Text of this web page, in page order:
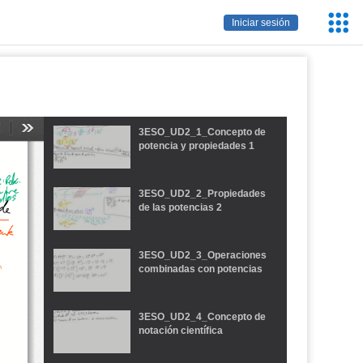
Iniciar sesión
3ESO_UD2_1_Concepto de
potencia y propiedades 1
3ESO_UD2_2_Propiedades
de las potencias 2
3ESO_UD2_3_Operaciones
combinadas con potencias
3ESO_UD2_4_Concepto de
notación científica